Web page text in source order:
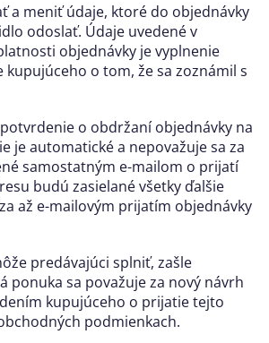
a meniť údaje, ktoré do objednávky
odoslať. Údaje uvedené v
objednávky je vyplnenie
o tom, že sa zoznámil s
o obdržaní objednávky na
je automatické a nepovažuje sa za
samostatným e-mailom o prijatí
budú zasielané všetky ďalšie
až e-mailovým prijatím objednávky
predávajúci splniť, zašle
ponuka sa považuje za nový návrh
kupujúceho o prijatie tejto
podmienkach.